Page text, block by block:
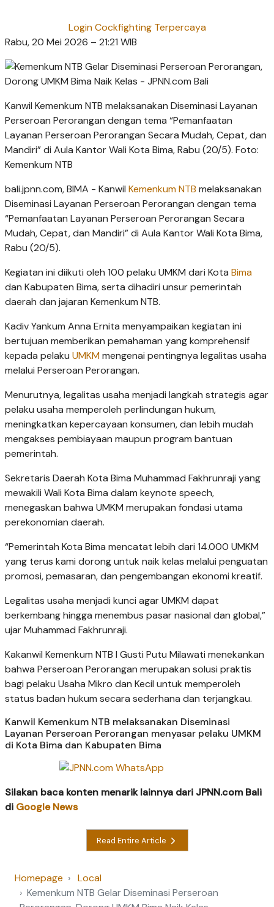
Login Cockfighting Terpercaya
Rabu, 20 Mei 2026 – 21:21 WIB
Kanwil Kemenkum NTB melaksanakan Diseminasi Layanan
Perseroan Perorangan dengan tema “Pemanfaatan
Layanan Perseroan Perorangan Secara Mudah, Cepat, dan
Mandiri” di Aula Kantor Wali Kota Bima, Rabu (20/5). Foto:
Kemenkum NTB
bali.jpnn.com, BIMA - Kanwil Kemenkum NTB melaksanakan
Diseminasi Layanan Perseroan Perorangan dengan tema
“Pemanfaatan Layanan Perseroan Perorangan Secara
Mudah, Cepat, dan Mandiri” di Aula Kantor Wali Kota Bima,
Rabu (20/5).
Kegiatan ini diikuti oleh 100 pelaku UMKM dari Kota Bima
dan Kabupaten Bima, serta dihadiri unsur pemerintah
daerah dan jajaran Kemenkum NTB.
Kadiv Yankum Anna Ernita menyampaikan kegiatan ini
bertujuan memberikan pemahaman yang komprehensif
kepada pelaku UMKMmengenai pentingnya legalitas usaha
melalui Perseroan Perorangan.
Menurutnya, legalitas usaha menjadi langkah strategis agar
pelaku usaha memperoleh perlindungan hukum,
meningkatkan kepercayaan konsumen, dan lebih mudah
mengakses pembiayaan maupun program bantuan
pemerintah.
Sekretaris Daerah Kota Bima Muhammad Fakhrunraji yang
mewakili Wali Kota Bima dalam keynote speech,
menegaskan bahwa UMKM merupakan fondasi utama
perekonomian daerah.
“Pemerintah Kota Bima mencatat lebih dari 14.000 UMKM
yang terus kami dorong untuk naik kelas melalui penguatan
promosi, pemasaran, dan pengembangan ekonomi kreatif.
Legalitas usaha menjadi kunci agar UMKM dapat
berkembang hingga menembus pasar nasional dan global,”
ujar Muhammad Fakhrunraji.
Kakanwil Kemenkum NTB I Gusti Putu Milawati menekankan
bahwa Perseroan Perorangan merupakan solusi praktis
bagi pelaku Usaha Mikro dan Kecil untuk memperoleh
status badan hukum secara sederhana dan terjangkau.
Kanwil Kemenkum NTB melaksanakan Diseminasi
Layanan Perseroan Perorangan menyasar pelaku UMKM
di Kota Bima dan Kabupaten Bima
Silakan baca konten menarik lainnya dari JPNN.com Bali
di Google News
Read Entire Article
Homepage
Local
Kemenkum NTB Gelar Diseminasi Perseroan